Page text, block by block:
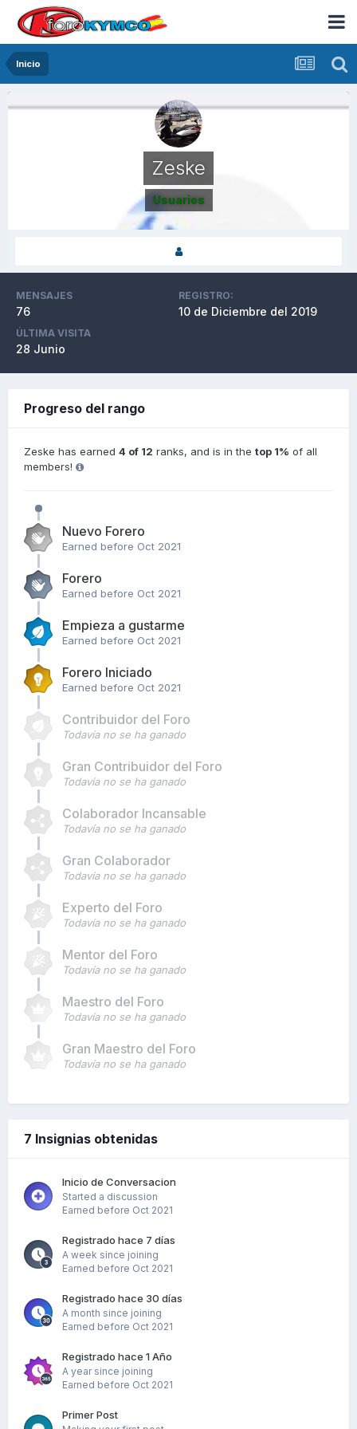
Inicio
Zeske
Usuarios
MENSAJES
76
REGISTRO:
10 de Diciembre del 2019
ÚLTIMA VISITA
28 Junio
Progreso del rango
Zeske has earned 4 of 12 ranks, and is in the top 1% of all
members!
Nuevo Forero
Earned before Oct 2021
Forero
Earned before Oct 2021
Empieza a gustarme
Earned before Oct 2021
Forero Iniciado
Earned before Oct 2021
Contribuidor del Foro
Todavía no se ha ganado
Gran Contribuidor del Foro
Todavía no se ha ganado
Colaborador Incansable
Todavía no se ha ganado
Gran Colaborador
Todavía no se ha ganado
Experto del Foro
Todavía no se ha ganado
Mentor del Foro
Todavía no se ha ganado
Maestro del Foro
Todavía no se ha ganado
Gran Maestro del Foro
Todavía no se ha ganado
7 Insignias obtenidas
Inicio de Conversacion
Started a discussion
Earned before Oct 2021
Registrado hace 7 días
A week since joining
Earned before Oct 2021
Registrado hace 30 días
A month since joining
Earned before Oct 2021
Registrado hace 1 Año
A year since joining
Earned before Oct 2021
Primer Post